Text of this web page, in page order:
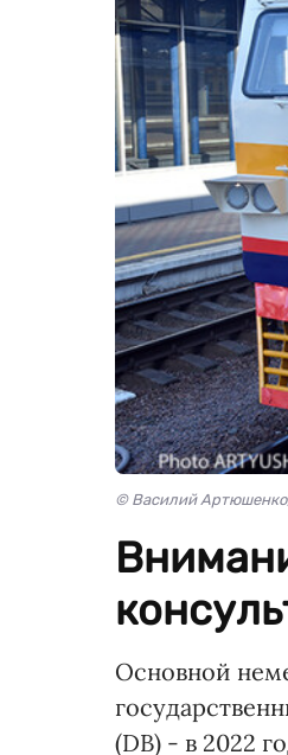
© Василий
Основной
(DB) - в 2022